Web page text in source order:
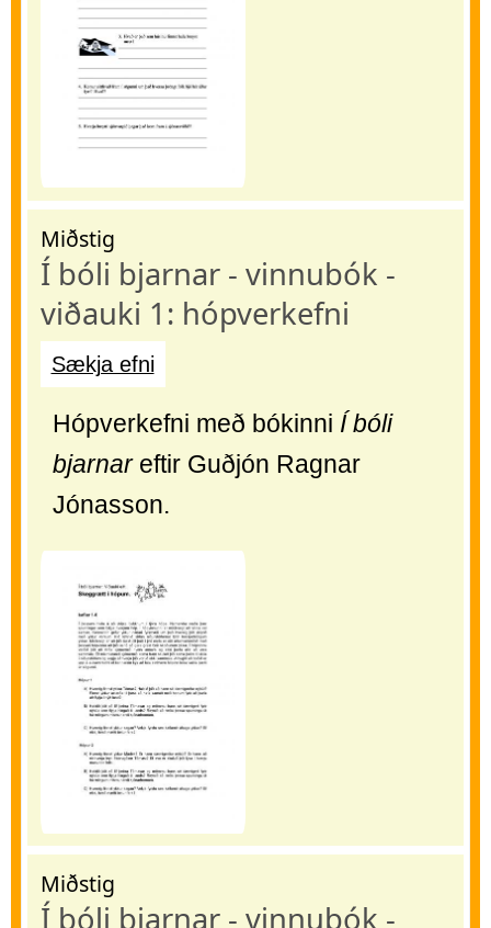
Miðstig
Í bóli bjarnar - vinnubók -
viðauki 1: hópverkefni
Sækja efni
Hópverkefni með bókinni Í bóli
bjarnareftir Guðjón Ragnar
Jónasson.
Miðstig
Í bóli bjarnar - vinnubók -